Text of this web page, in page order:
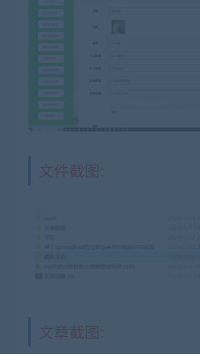
文件截图:
文章截图: